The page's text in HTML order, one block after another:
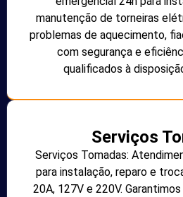
manutenção de torneiras
problemas de aquecimento,
com segurança e
qualificados à
Serviços
Serviços Tomadas:
para instalação, reparo e
20A, 127V e 220V.